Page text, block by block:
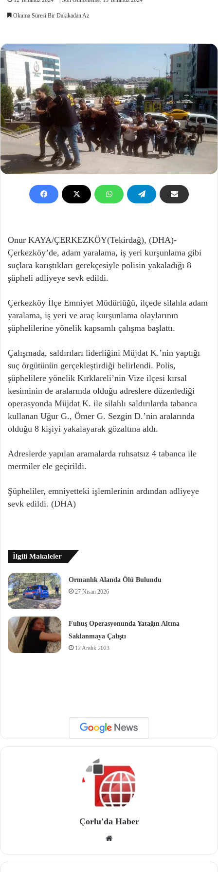
Okuma Süresi Bir Dakikadan Az
Onur KAYA/ÇERKEZKÖY(Tekirdağ), (DHA)-
Çerkezköy’de, adam yaralama, iş yeri kurşunlama gibi
suçlara karıştıkları gerekçesiyle polisin yakaladığı 8
şüpheli adliyeye sevk edildi.
Çerkezköy İlçe Emniyet Müdürlüğü, ilçede silahla adam
yaralama, iş yeri ve araç kurşunlama olaylarının
şüphelilerine yönelik kapsamlı çalışma başlattı.
Çalışmada, saldırıları liderliğini Müjdat K.’nin yaptığı
suç örgütünün gerçekleştirdiği belirlendi. Polis,
şüphelilere yönelik Kırklareli’nin Vize ilçesi kırsal
kesiminin de aralarında olduğu adreslere düzenlediği
operasyonda Müjdat K. ile silahlı saldırılarda tabanca
kullanan Uğur G., Ömer G. Sezgin D.’nin aralarında
olduğu 8 kişiyi yakalayarak gözaltına aldı.
Adreslerde yapılan aramalarda ruhsatsız 4 tabanca ile
mermiler ele geçirildi.
Şüpheliler, emniyetteki işlemlerinin ardından adliyeye
sevk edildi. (DHA)
İlgili Makaleler
Ormanlık Alanda Ölü Bulundu
27 Nisan 2026
Fuhuş Operasyonunda Yatağın Altına
Saklanmaya Çalıştı
12 Aralık 2023
Çorlu'da Haber
site